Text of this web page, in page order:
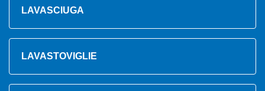
LAVASCIUGA
LAVASTOVIGLIE